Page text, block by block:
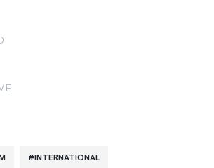
INTERNATIONAL